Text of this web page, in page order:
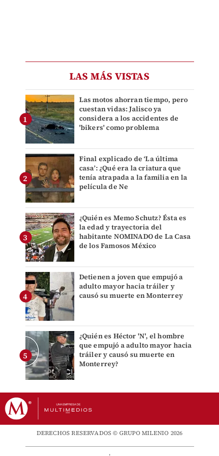
LAS MÁS VISTAS
Las motos ahorran tiempo, pero
cuestan vidas: Jalisco ya
considera a los accidentes de
'bikers' como problema
Final explicado de ‘La última
casa’: ¿Qué era la criatura que
tenía atrapada a la familia en la
película de Ne
¿Quién es Memo Schutz? Ésta es
la edad y trayectoria del
habitante NOMINADO de La Casa
de los Famosos México
Detienen a joven que empujó a
adulto mayor hacia tráiler y
causó su muerte en Monterrey
¿Quién es Héctor 'N', el hombre
que empujó a adulto mayor hacia
tráiler y causó su muerte en
Monterrey?
DERECHOS RESERVADOS © GRUPO MILENIO 2026